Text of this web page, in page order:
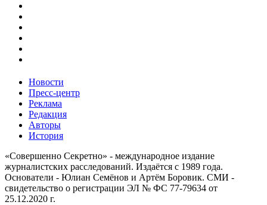
Новости
Пресс-центр
Реклама
Редакция
Авторы
История
«Совершенно Секретно» - международное издание
журналистских расследований. Издаётся с 1989 года.
Основатели - Юлиан Семёнов и Артём Боровик. CМИ -
свидетельство о регистрации ЭЛ № ФС 77-79634 от
25.12.2020 г.